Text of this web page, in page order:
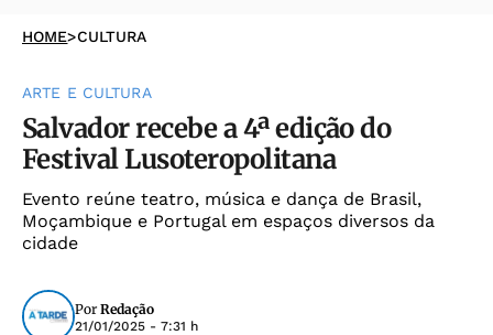
HOME>CULTURA
ARTE E CULTURA
Salvador recebe a 4ª edição do
Festival Lusoteropolitana
Evento reúne teatro, música e dança de Brasil,
Moçambique e Portugal em espaços diversos da
cidade
Por Redação
21/01/2025 - 7:31 h